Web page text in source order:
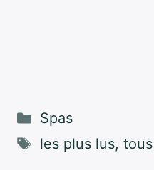
Catégories
Spas
Étiquettes
les plus lus, tous